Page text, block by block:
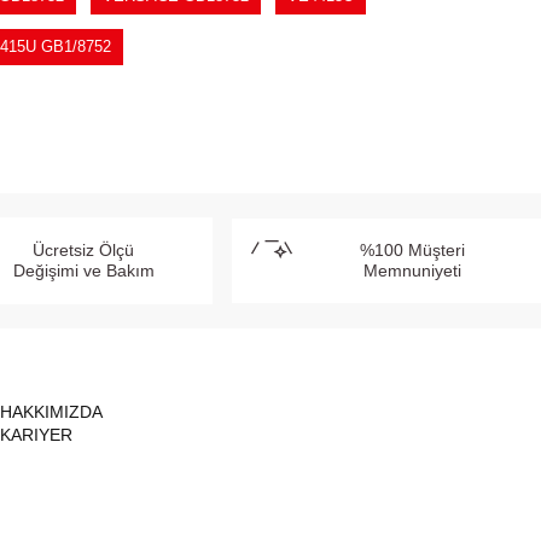
GB1/8752
Ücretsiz Ölçü
Değişimi ve Bakım
%100 Müşteri
Memnuniyeti
HAKKIMIZDA
KARIYER